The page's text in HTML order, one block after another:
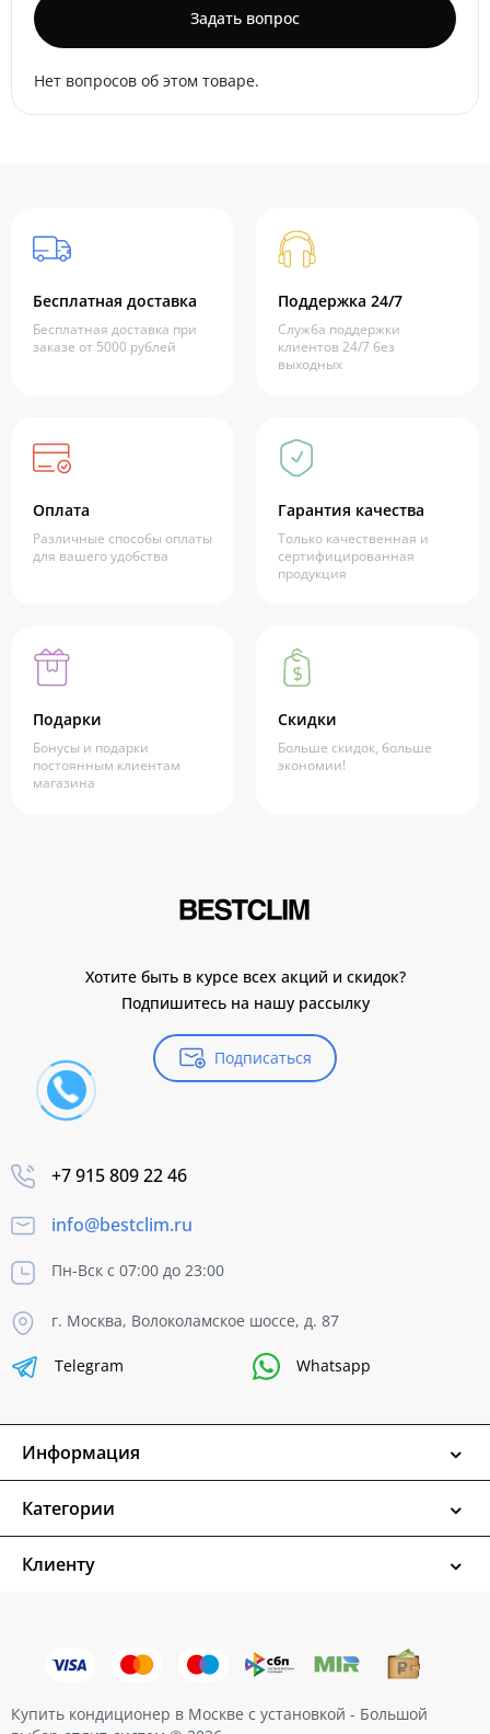
Задать вопрос
Нет вопросов об этом товаре.
Бесплатная доставка
Бесплатная доставка при
заказе от 5000 рублей
Поддержка 24/7
Служба поддержки
клиентов 24/7 без
выходных
Оплата
Различные способы оплаты
для вашего удобства
Гарантия качества
Только качественная и
сертифицированная
продукция
Подарки
Бонусы и подарки
постоянным клиентам
магазина
Скидки
Больше скидок, больше
экономии!
Хотите быть в курсе всех акций и скидок?
Подпишитесь на нашу рассылку
Подписаться
+7 915 809 22 46
info@bestclim.ru
Пн-Вск с 07:00 до 23:00
г. Москва, Волоколамское шоссе, д. 87
Telegram Whatsapp
Информация
Категории
Клиенту
Купить кондиционер в Москве с установкой - Большой